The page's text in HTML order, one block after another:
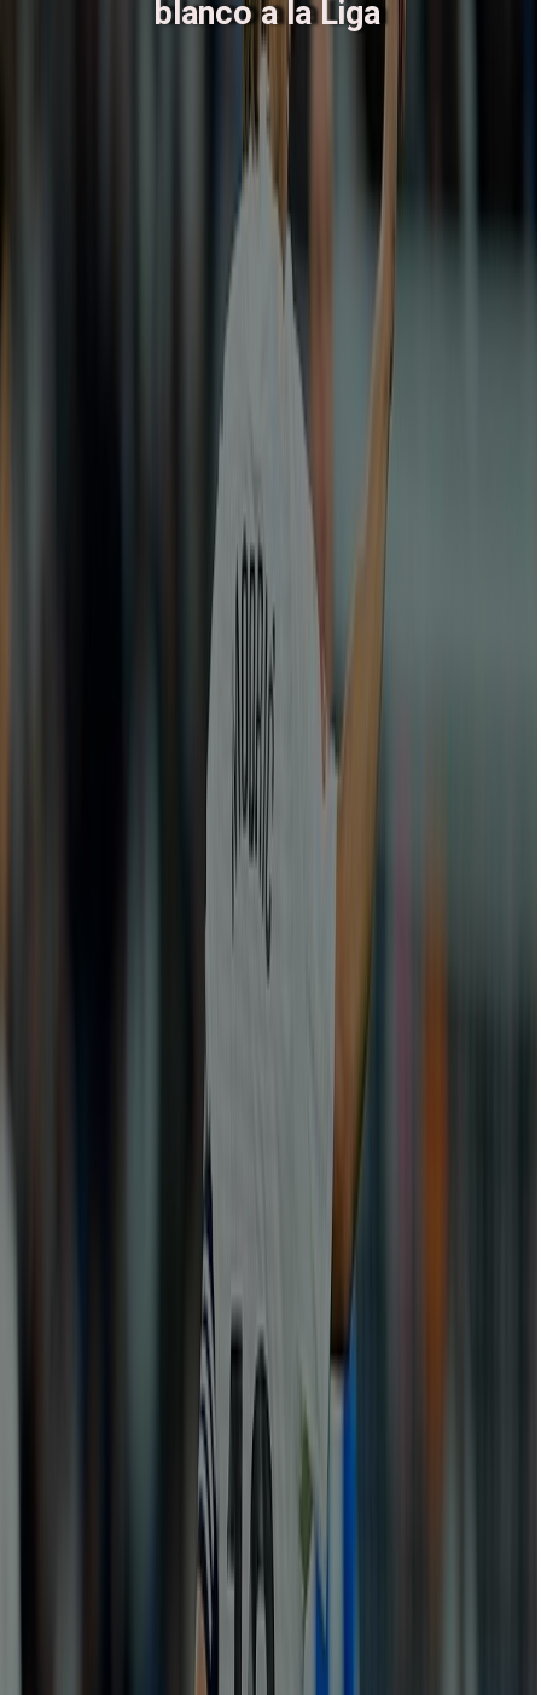
blanco a la Liga